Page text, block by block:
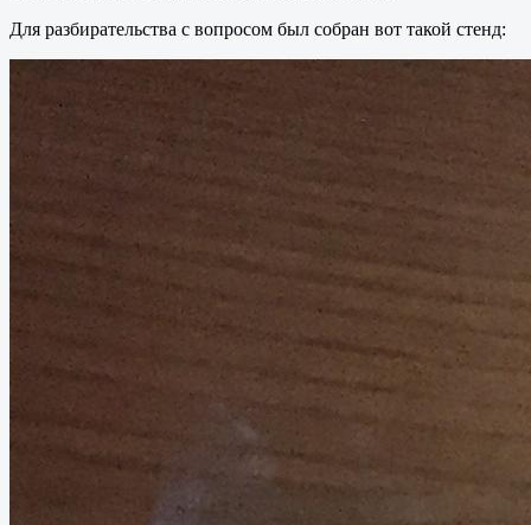
Для разбирательства с вопросом был собран вот такой стенд: